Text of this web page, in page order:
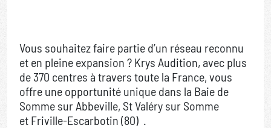
Vous souhaitez faire partie d’un réseau reconnu
et en pleine expansion ? Krys Audition, avec plus
de 370 centres à travers toute la France, vous
offre une opportunité unique dans la Baie de
Somme sur Abbeville, St Valéry sur Somme
et Friville-Escarbotin (80) .